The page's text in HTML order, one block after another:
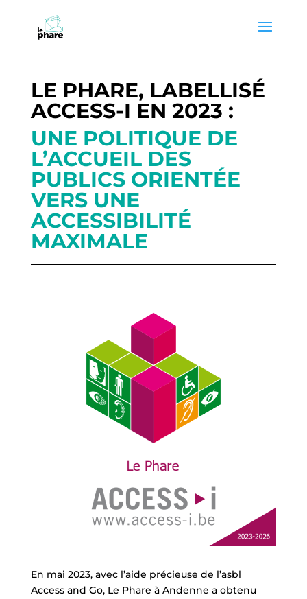
Content
navigation
LE PHARE, LABELLISÉ
ACCESS-I EN 2023 :
UNE POLITIQUE DE
L’ACCUEIL DES
PUBLICS ORIENTÉE
VERS UNE
ACCESSIBILITÉ
MAXIMALE
En mai 2023, avec l’aide précieuse de l’asbl
Access and Go, Le Phare à Andenne a obtenu